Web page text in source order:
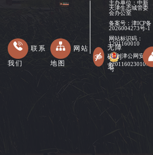
主办单位：中新
天津生态城管委
会办公室
备案号： 津ICP备
2026004273号-1
网站标识码：
1201160010
津公网安备
12011602301078
号
联系
我们
网站
地图
无障
碍浏
览